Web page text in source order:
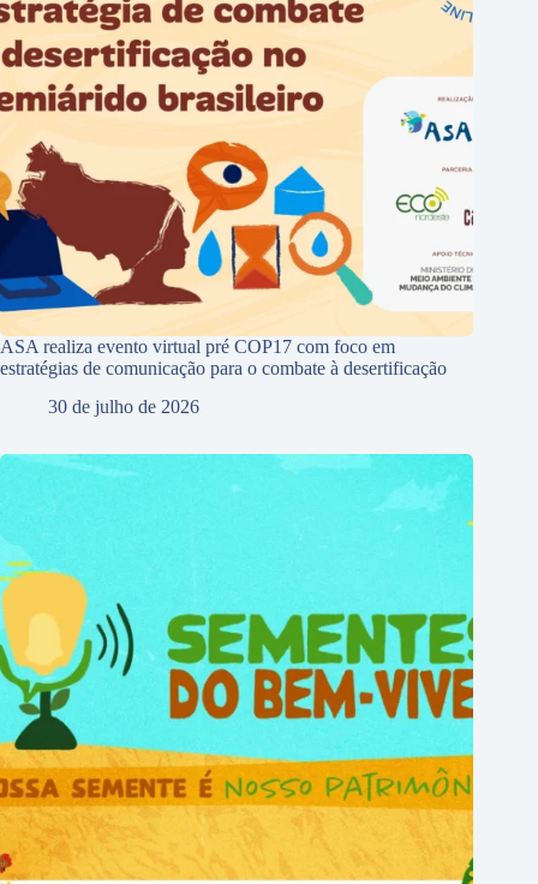
ASA realiza evento virtual pré COP17 com foco em
estratégias de comunicação para o combate à desertificação
30 de julho de 2026